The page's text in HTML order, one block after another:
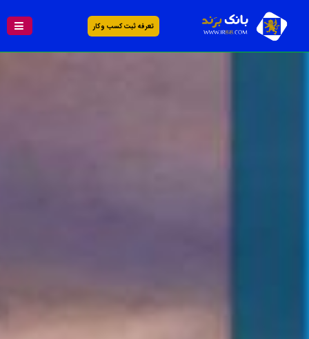
تعرفه ثبت کسب و کار